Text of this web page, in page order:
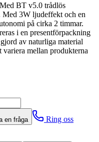
BT v5.0 trådlös
3W ljudeffekt och en
på cirka 2 timmar.
i en presentförpackning
av naturliga material
variera mellan produkterna
en fråga Ring oss